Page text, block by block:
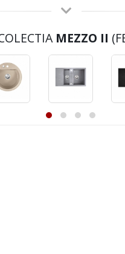
MEZZO II